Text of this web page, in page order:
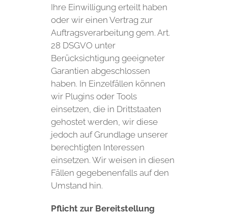
Ihre Einwilligung erteilt haben
oder wir einen Vertrag zur
Auftragsverarbeitung gem. Art.
28 DSGVO unter
Berücksichtigung geeigneter
Garantien abgeschlossen
haben. In Einzelfällen können
wir Plugins oder Tools
einsetzen, die in Drittstaaten
gehostet werden, wir diese
jedoch auf Grundlage unserer
berechtigten Interessen
einsetzen. Wir weisen in diesen
Fällen gegebenenfalls auf den
Umstand hin.
Pflicht zur Bereitstellung